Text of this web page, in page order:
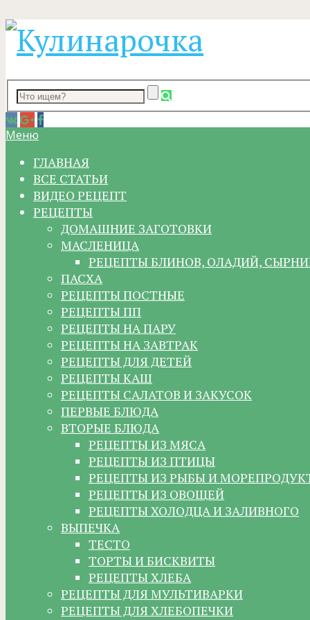
Меню
ГЛАВНАЯ
ВСЕ СТАТЬИ
ВИДЕО РЕЦЕПТ
РЕЦЕПТЫ
ДОМАШНИЕ ЗАГОТОВКИ
МАСЛЕНИЦА
РЕЦЕПТЫ БЛИНОВ, ОЛАДИЙ,
ПАСХА
РЕЦЕПТЫ ПОСТНЫЕ
РЕЦЕПТЫ ПП
РЕЦЕПТЫ НА ПАРУ
РЕЦЕПТЫ НА ЗАВТРАК
РЕЦЕПТЫ ДЛЯ ДЕТЕЙ
РЕЦЕПТЫ КАШ
РЕЦЕПТЫ САЛАТОВ И ЗАКУСОК
ПЕРВЫЕ БЛЮДА
ВТОРЫЕ БЛЮДА
РЕЦЕПТЫ ИЗ МЯСА
РЕЦЕПТЫ ИЗ ПТИЦЫ
РЕЦЕПТЫ ИЗ РЫБЫ И
РЕЦЕПТЫ ИЗ ОВОЩЕЙ
РЕЦЕПТЫ ХОЛОДЦА И ЗАЛИВНОГО
ВЫПЕЧКА
ТЕСТО
ТОРТЫ И БИСКВИТЫ
РЕЦЕПТЫ ХЛЕБА
РЕЦЕПТЫ ДЛЯ МУЛЬТИВАРКИ
РЕЦЕПТЫ ДЛЯ ХЛЕБОПЕЧКИ